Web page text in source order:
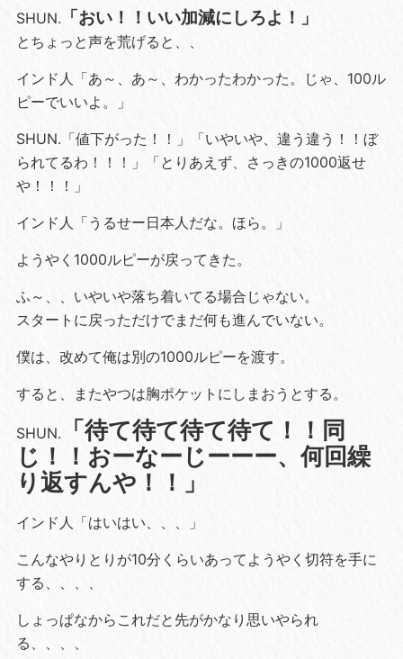
SHUN. 「おい！！いい加減にしろよ！」
とちょっと声を荒げると、、
インド人「あ～、あ～、わかったわかった。じゃ、100ル
ピーでいいよ。」
SHUN.「値下がった！！」「いやいや、違う違う！！ぼ
られてるわ！！！」「とりあえず、さっきの1000返せ
や！！！」
インド人「うるせー日本人だな。ほら。」
ようやく1000ルピーが戻ってきた。
ふ～、、いやいや落ち着いてる場合じゃない。
スタートに戻っただけでまだ何も進んでいない。
僕は、改めて俺は別の1000ルピーを渡す。
すると、またやつは胸ポケットにしまおうとする。
SHUN.
「待て待て待て待て！！同
じ！！おーなーじーーー、何回繰
り返すんや！！」
インド人「はいはい、、、」
こんなやりとりが10分くらいあってようやく切符を手に
する、、、、
しょっぱなからこれだと先がかなり思いやられ
る、、、、